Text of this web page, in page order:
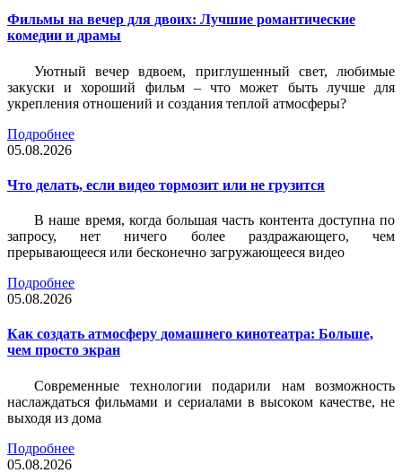
Фильмы на вечер для двоих: Лучшие романтические
комедии и драмы
Уютный вечер вдвоем, приглушенный свет, любимые
закуски и хороший фильм – что может быть лучше для
укрепления отношений и создания теплой атмосферы?
Подробнее
05.08.2026
Что делать, если видео тормозит или не грузится
В наше время, когда большая часть контента доступна по
запросу, нет ничего более раздражающего, чем
прерывающееся или бесконечно загружающееся видео
Подробнее
05.08.2026
Как создать атмосферу домашнего кинотеатра: Больше,
чем просто экран
Современные технологии подарили нам возможность
наслаждаться фильмами и сериалами в высоком качестве, не
выходя из дома
Подробнее
05.08.2026